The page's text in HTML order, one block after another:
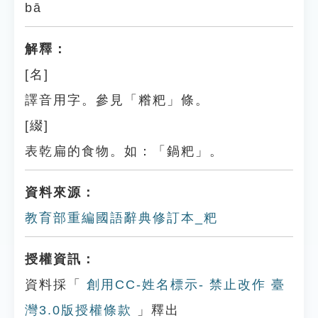
bā
解釋：
[名]
譯音用字。參見「糌粑」條。
[綴]
表乾扁的食物。如：「鍋粑」。
資料來源：
教育部重編國語辭典修訂本_粑
授權資訊：
資料採「
創用CC-姓名標示- 禁止改作 臺
灣3.0版授權條款
」釋出